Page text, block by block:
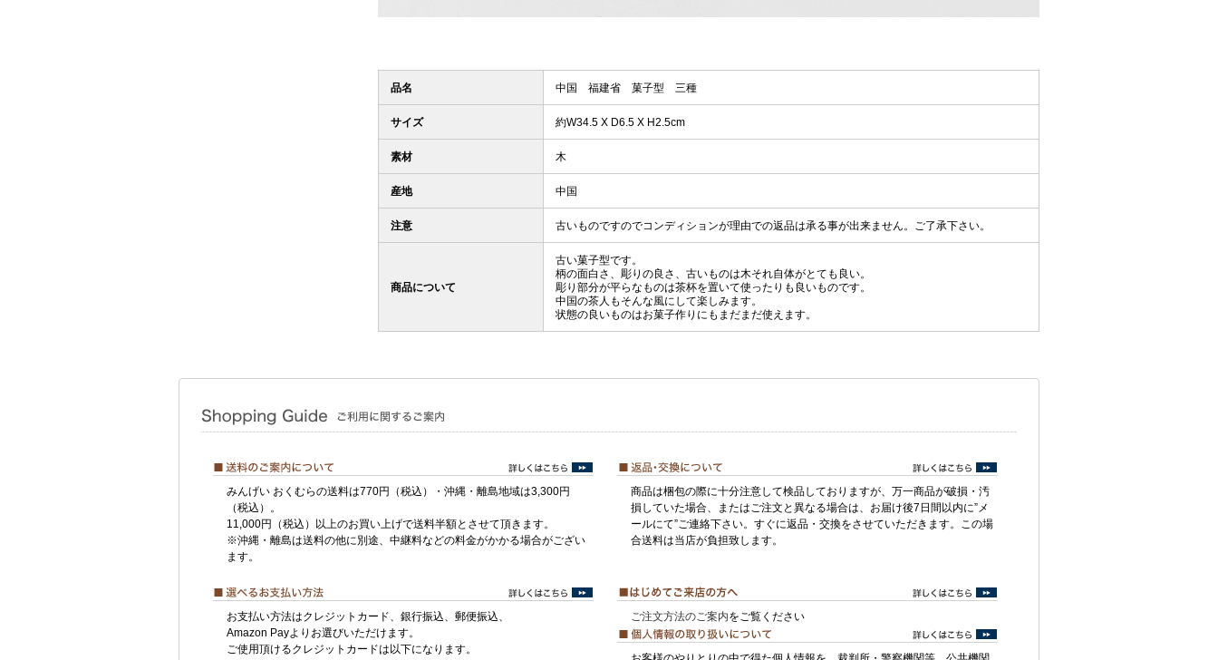
品名 中国 福建省 菓子型 三種
サイズ 約W34.5 X D6.5 X H2.5cm
素材 木
産地 中国
注意 古いものですのでコンディションが理由での返品は承る事が出来ません。ご了承下さい。
商品について
古い菓子型です。
柄の面白さ、彫りの良さ、古いものは木それ自体がとても良い。
彫り部分が平らなものは茶杯を置いて使ったりも良いものです。
中国の茶人もそんな風にして楽しみます。
状態の良いものはお菓子作りにもまだまだ使えます。
みんげい おくむらの送料は770円（税込）・沖縄・離島地域は3,300円
（税込）。
11,000円（税込）以上のお買い上げで送料半額とさせて頂きます。
※沖縄・離島は送料の他に別途、中継料などの料金がかかる場合がござい
ます。
商品は梱包の際に十分注意して検品しておりますが、万一商品が破損・汚
損していた場合、またはご注文と異なる場合は、お届け後7日間以内に”メ
ールにて”ご連絡下さい。すぐに返品・交換をさせていただきます。この場
合送料は当店が負担致します。
お支払い方法はクレジットカード、銀行振込、郵便振込、
Amazon Payよりお選びいただけます。
ご使用頂けるクレジットカードは以下になります。
ご注文方法のご案内をご覧ください